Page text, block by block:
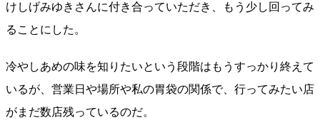
けしげみゆきさんに付き合っていただき、もう少し回ってみ
ることにした。
冷やしあめの味を知りたいという段階はもうすっかり終えて
いるが、営業日や場所や私の胃袋の関係で、行ってみたい店
がまだ数店残っているのだ。